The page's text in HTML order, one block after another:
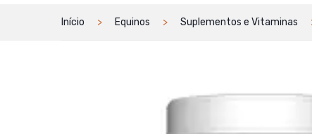
Início Equinos Suplementos e Vitaminas